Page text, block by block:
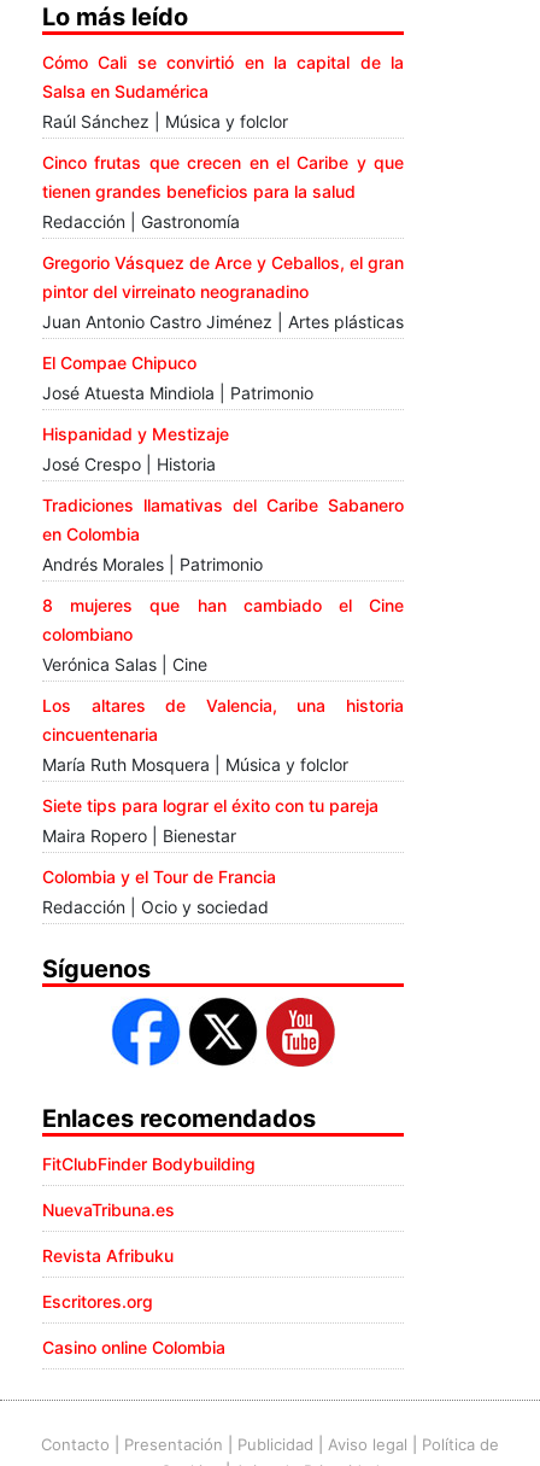
Lo más leído
Cómo Cali se convirtió en la capital de la
Salsa en Sudamérica
Raúl Sánchez | Música y folclor
Cinco frutas que crecen en el Caribe y que
tienen grandes beneficios para la salud
Redacción | Gastronomía
Gregorio Vásquez de Arce y Ceballos, el gran
pintor del virreinato neogranadino
Juan Antonio Castro Jiménez | Artes plásticas
El Compae Chipuco
José Atuesta Mindiola | Patrimonio
Hispanidad y Mestizaje
José Crespo | Historia
Tradiciones llamativas del Caribe Sabanero
en Colombia
Andrés Morales | Patrimonio
8 mujeres que han cambiado el Cine
colombiano
Verónica Salas | Cine
Los altares de Valencia, una historia
cincuentenaria
María Ruth Mosquera | Música y folclor
Siete tips para lograr el éxito con tu pareja
Maira Ropero | Bienestar
Colombia y el Tour de Francia
Redacción | Ocio y sociedad
Síguenos
Enlaces recomendados
FitClubFinder Bodybuilding
NuevaTribuna.es
Revista Afribuku
Escritores.org
Casino online Colombia
Contacto Presentación Publicidad Aviso legal
Política de